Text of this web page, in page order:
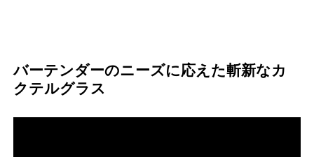
バーテンダーのニーズに応えた斬新なカ
クテルグラス